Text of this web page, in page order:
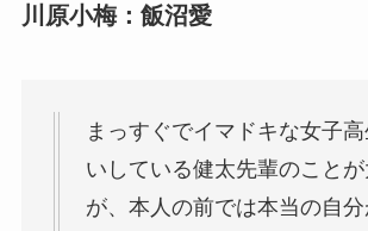
川原小梅：飯沼愛
まっすぐでイマドキな女子
いしている健太先輩のこと
が、本人の前では本当の自